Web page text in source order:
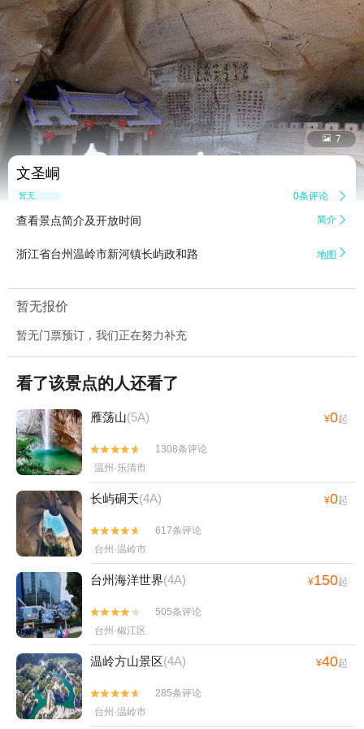
 7
文圣峒
暂无点评 0条评论 
查看景点简介及开放时间 简介 
浙江省台州温岭市新河镇长屿政和路 地图 
暂无报价
暂无门票预订，我们正在努力补充
看了该景点的人还看了
雁荡山(5A) ¥0起


1308条评论
温州·乐清市
长屿硐天(4A) ¥0起


617条评论
台州·温岭市
台州海洋世界(4A) ¥150起


505条评论
台州·椒江区
温岭方山景区(4A) ¥40起


285条评论
台州·温岭市